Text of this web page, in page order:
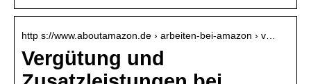
http s://www.aboutamazon.de › arbeiten-bei-amazon › v…
Vergütung und